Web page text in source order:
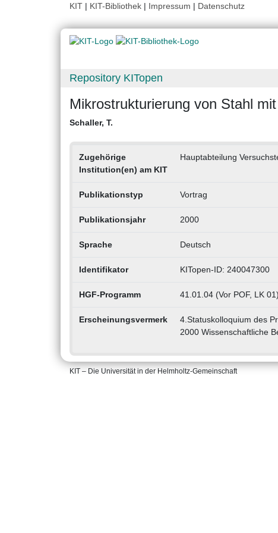
KIT | KIT-Bibliothek | Impressum | Datenschutz
Repository KITopen
Mikrostrukturierung von Stahl
Schaller, T.
Zugehörige
Institution(en) am KIT
Hauptabteilung
Publikationstyp Vortrag
Publikationsjahr 2000
Sprache Deutsch
Identifikator KITopen-ID: 240047300
HGF-Programm 41.01.04 (Vor POF, LK 01)
Erscheinungsvermerk
4.Statuskolloquium des
2000 Wissenschaftliche
KIT – Die Universität in der Helmholtz-Gemeinschaft